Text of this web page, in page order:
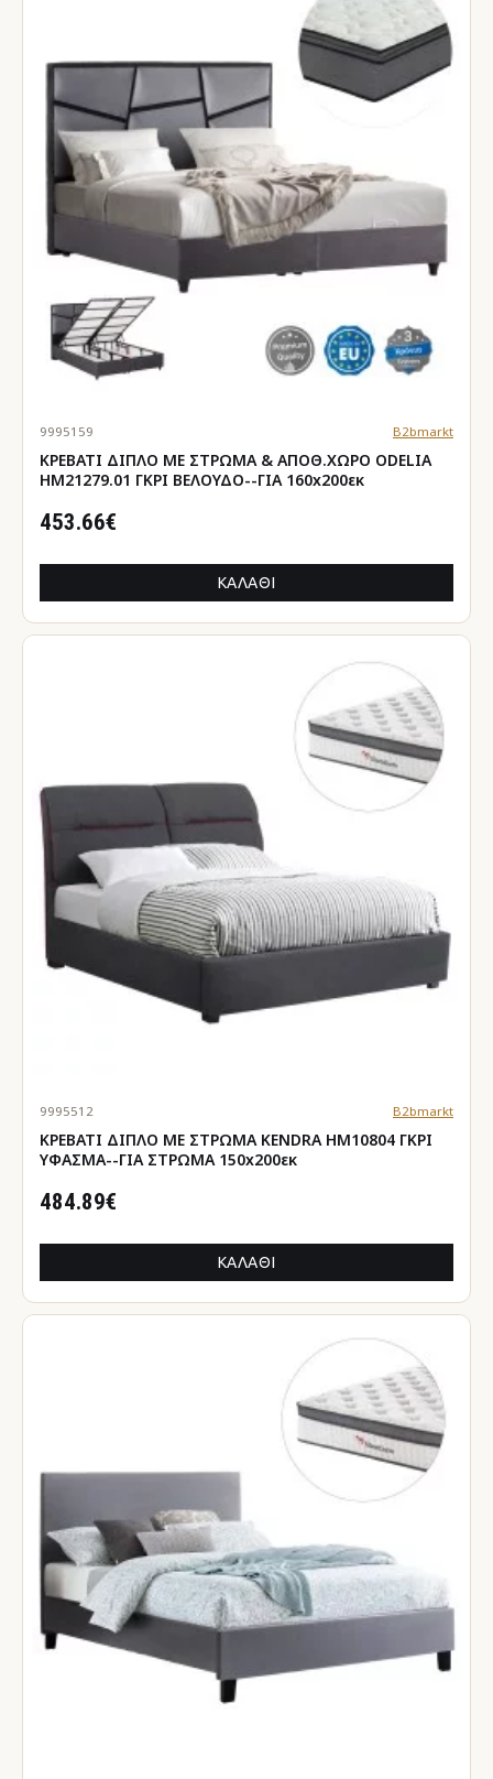
9995159 B2bmarkt
ΚΡΕΒΑΤΙ ΔΙΠΛΟ ΜΕ ΣΤΡΩΜΑ & ΑΠΟΘ.ΧΩΡΟ ODELIA
HM21279.01 ΓΚΡΙ ΒΕΛΟΥΔΟ--ΓΙΑ 160x200εκ
453.66€
ΚΑΛΆΘΙ
9995512 B2bmarkt
ΚΡΕΒΑΤΙ ΔΙΠΛΟ ΜΕ ΣΤΡΩΜΑ KENDRA HM10804 ΓΚΡΙ
ΥΦΑΣΜΑ--ΓΙΑ ΣΤΡΩΜΑ 150x200εκ
484.89€
ΚΑΛΆΘΙ